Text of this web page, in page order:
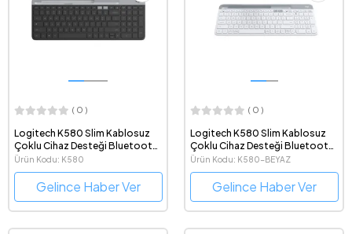
( 0 )
Logitech K580 Slim Kablosuz
Çoklu Cihaz Desteği Bluetooth
Türkçe Q Gri Klavye
Ürün Kodu: K580
Gelince Haber Ver
( 0 )
Logitech K580 Slim Kablosuz
Çoklu Cihaz Desteği Bluetooth
Türkçe Q Beyaz Klavye
Ürün Kodu: K580-BEYAZ
Gelince Haber Ver